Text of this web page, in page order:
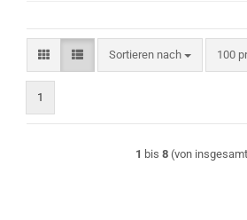
Sortieren nach
Sortieren nach 100
pro
1
1 bis 8 (von insgesamt